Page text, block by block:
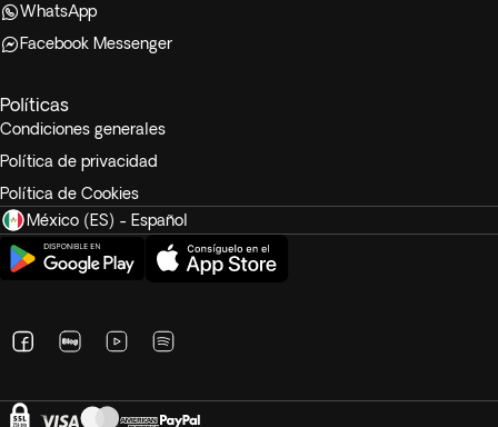
WhatsApp
Facebook Messenger
Políticas
Condiciones generales
Política de privacidad
Política de Cookies
México (ES) - Español